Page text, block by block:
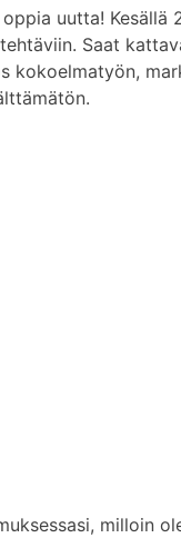
uutta! Kesällä
Saat
kokoelmatyön,
milloin